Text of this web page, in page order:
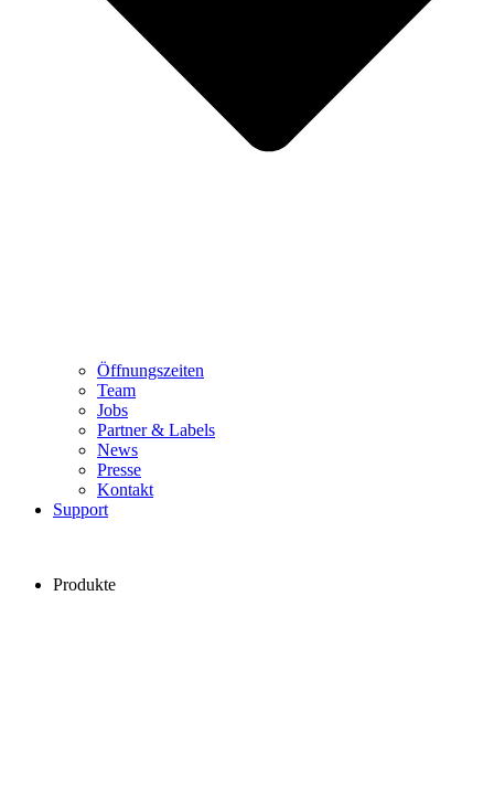
Öffnungszeiten
Team
Jobs
Partner & Labels
News
Presse
Kontakt
Support
Produkte